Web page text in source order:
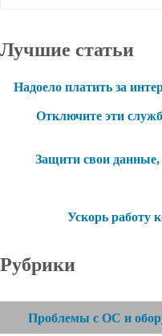
Лучшие статьи
Надоело платить за
Отключите эти
Защити свои
Ускорь работу
Рубрики
Проблемы с ОС и